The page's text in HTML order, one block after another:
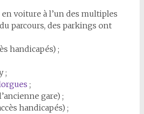
voiture à l’un des multiples
parcours, des parkings ont
handicapés) ;
;
;
gare) ;
handicapés) ;